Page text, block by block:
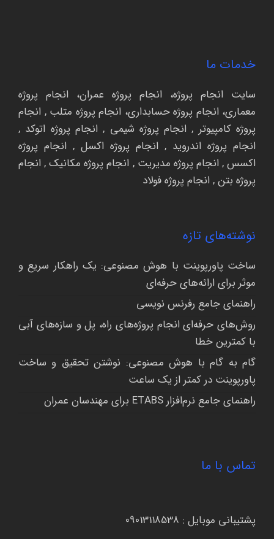
خدمات ما
سایت انجام پروژه، انجام پروژه عمران، انجام پروژه
معماری، انجام پروژه حسابداری، انجام پروژه متلب , انجام
پروژه کامپیوتر , انجام پروژه شیمی , انجام پروژه اتوکد ,
انجام پروژه اندروید , انجام پروژه اکسل , انجام پروژه
اکسس, انجام پروژه مدیریت , انجام پروژه مکانیک, انجام
پروژه بتن, انجام پروژه فولاد
نوشته‌های تازه
ساخت پاورپوینت با هوش مصنوعی: یک راهکار سریع و
موثر برای ارائه‌های حرفه‌ای
راهنمای جامع رفرنس نویسی
روش‌های حرفه‌ای انجام پروژه‌های راه، پل و سازه‌های آبی
با کمترین خطا
گام به گام با هوش مصنوعی: نوشتن تحقیق و ساخت
پاورپوینت در کمتر از یک ساعت
راهنمای جامع نرم‌افزار ETABS برای مهندسان عمران
تماس با ما
پشتیبانی موبایل : 09013118538